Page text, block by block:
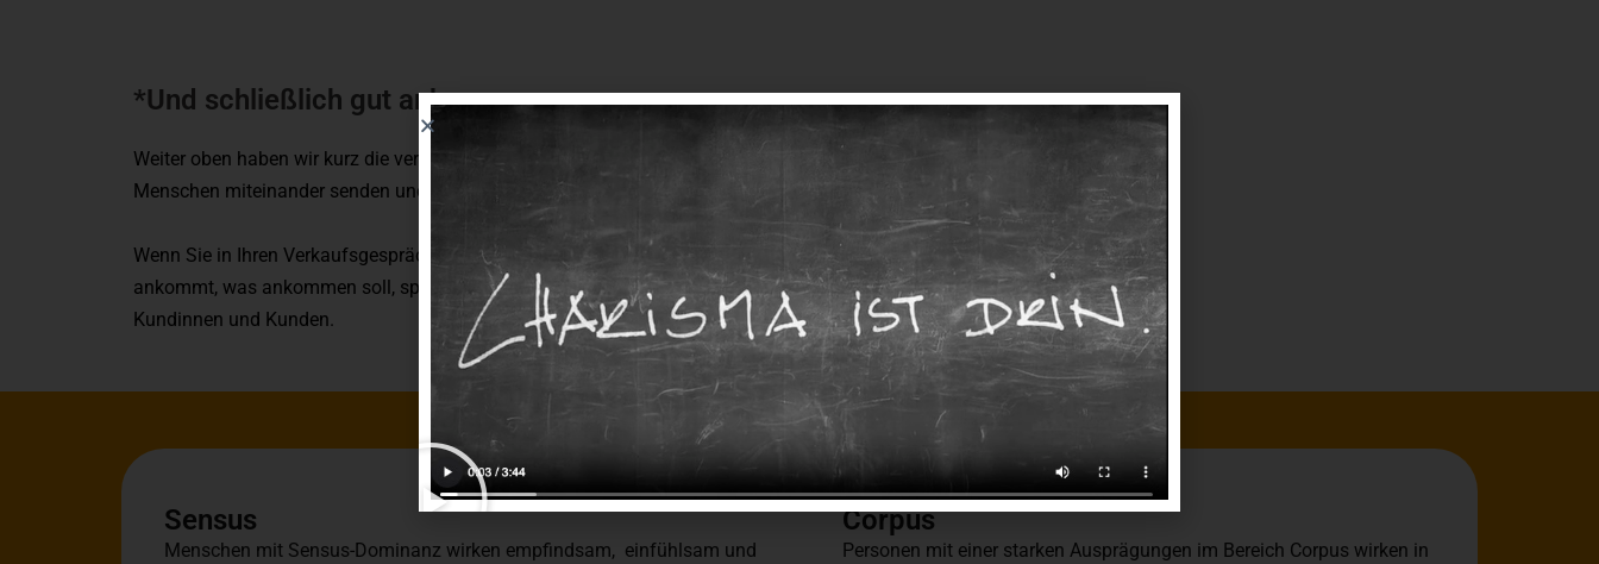
*Und schließlich gut ankommen
Weiter oben haben wir kurz die verschiedenen Frequenzen benannt, auf denen
Menschen miteinander senden und empfangen.
Wenn Sie in Ihren Verkaufsgesprächen sicherstellen wollen, dass gut
ankommt, was ankommen soll, sprechen Sie am besten die Sprache Ihrer
Kundinnen und Kunden.
Sensus
Menschen mit Sensus-Dominanz wirken empfindsam, einfühlsam und
Corpus
Personen mit einer starken Ausprägungen im Bereich Corpus wirken in